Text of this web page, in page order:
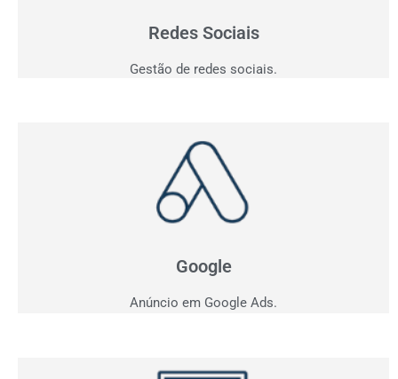
Redes Sociais
Gestão de redes sociais.
Google
Anúncio em Google Ads.
Anúncio em Google
Como ficar entre os três primeiros do Google?